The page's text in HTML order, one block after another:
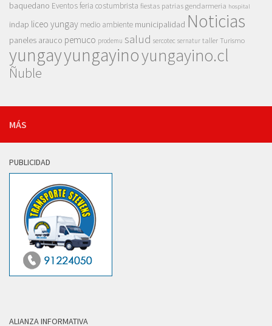
baquedano Eventosferia costumbrista fiestas patrias gendarmeria hospital
indap liceo yungay medio ambiente municipalidad Noticias
paneles arauco pemuco prodemu salud sercotec sernatur taller Turismo
yungayyungayinoyungayino.cl
Ñuble
MÁS
PUBLICIDAD
ALIANZA INFORMATIVA